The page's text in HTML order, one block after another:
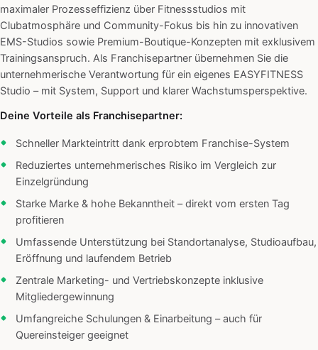
maximaler Prozesseffizienz über Fitnessstudios mit
Clubatmosphäre und Community-Fokus bis hin zu innovativen
EMS-Studios sowie Premium-Boutique-Konzepten mit exklusivem
Trainingsanspruch. Als Franchisepartner übernehmen Sie die
unternehmerische Verantwortung für ein eigenes EASYFITNESS
Studio – mit System, Support und klarer Wachstumsperspektive.
Deine Vorteile als Franchisepartner:
Schneller Markteintritt dank erprobtem Franchise-System
Reduziertes unternehmerisches Risiko im Vergleich zur
Einzelgründung
Starke Marke & hohe Bekanntheit – direkt vom ersten Tag
profitieren
Umfassende Unterstützung bei Standortanalyse, Studioaufbau,
Eröffnung und laufendem Betrieb
Zentrale Marketing- und Vertriebskonzepte inklusive
Mitgliedergewinnung
Umfangreiche Schulungen & Einarbeitung – auch für
Quereinsteiger geeignet